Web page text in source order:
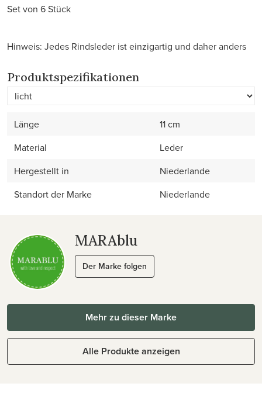
Set von 6 Stück
Hinweis: Jedes Rindsleder ist einzigartig und daher anders
Produktspezifikationen
Länge
11 cm
Material
Leder
Hergestellt in
Niederlande
Standort der Marke
Niederlande
MARAblu
Der Marke folgen
Mehr zu dieser Marke
Alle Produkte anzeigen